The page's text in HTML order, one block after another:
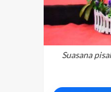
Suasana